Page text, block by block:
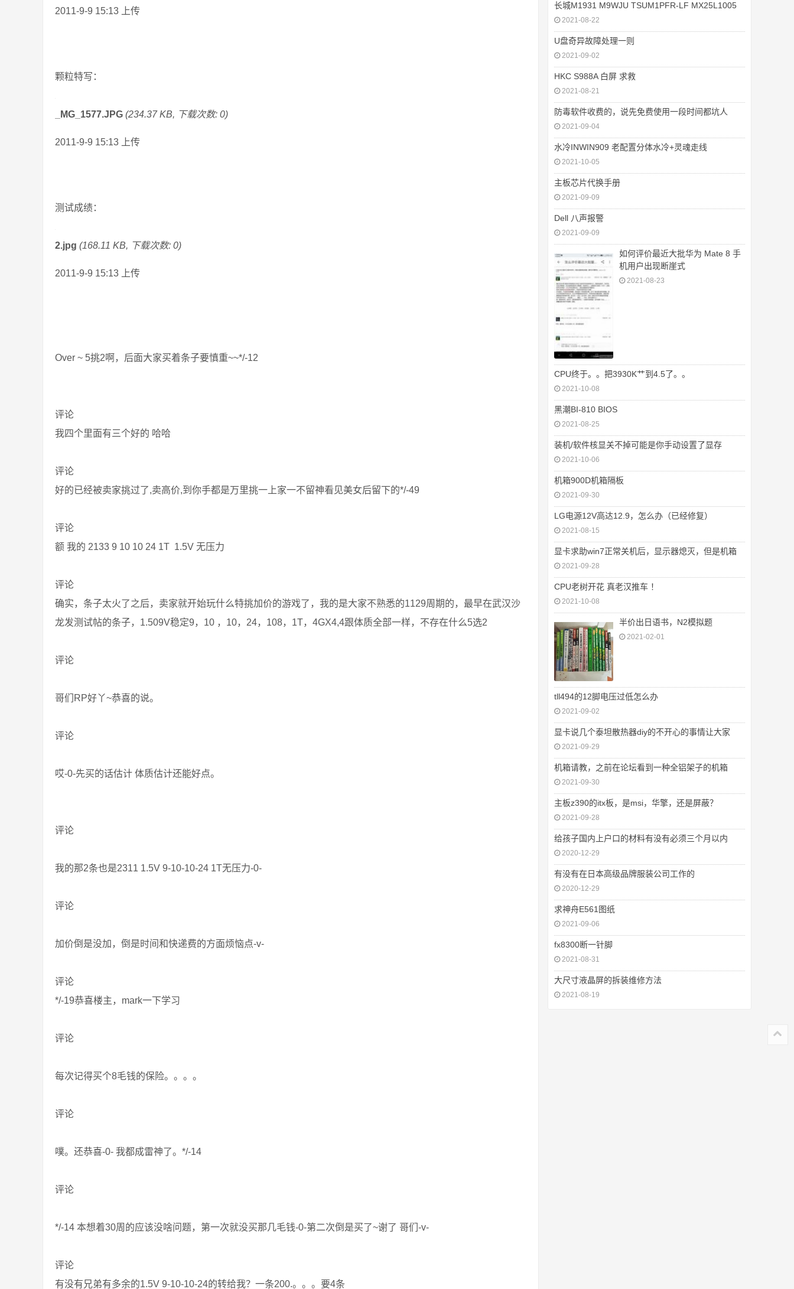
2011-9-9 15:13 上传
颗粒特写：
_MG_1577.JPG (234.37 KB, 下载次数: 0)
2011-9-9 15:13 上传
测试成绩：
2.jpg (168.11 KB, 下载次数: 0)
2011-9-9 15:13 上传
Over ~ 5挑2啊，后面大家买着条子要慎重~~*/-12
评论
我四个里面有三个好的 哈哈
评论
好的已经被卖家挑过了,卖高价,到你手都是万里挑一上家一不留神看见美女后留下的*/-49
评论
额 我的 2133 9 10 10 24 1T 1.5V 无压力
评论
确实，条子太火了之后，卖家就开始玩什么特挑加价的游戏了，我的是大家不熟悉的1129周期的，最早在武汉沙
龙发测试帖的条子，1.509V稳定9，10 ，10，24，108，1T，4GX4,4跟体质全部一样，不存在什么5选2
评论
哥们RP好丫~恭喜的说。
评论
哎-0-先买的话估计 体质估计还能好点。
评论
我的那2条也是2311 1.5V 9-10-10-24 1T无压力-0-
评论
加价倒是没加，倒是时间和快递费的方面烦恼点-v-
评论
*/-19恭喜楼主，mark一下学习
评论
每次记得买个8毛钱的保险。。。。
评论
噗。还恭喜-0- 我都成雷神了。*/-14
评论
*/-14 本想着30周的应该没啥问题，第一次就没买那几毛钱-0-第二次倒是买了~谢了 哥们-v-
评论
有没有兄弟有多余的1.5V 9-10-10-24的转给我？一条200.。。。要4条
长城M1931 M9WJU TSUM1PFR-LF MX25L1005
2021-08-22
U盘奇异故障处理一则
2021-09-02
HKC S988A 白屏 求救
2021-08-21
防毒软件收费的，说先免费使用一段时间都坑人
2021-09-04
水冷INWIN909 老配置分体水冷+灵魂走线
2021-10-05
主板芯片代换手册
2021-09-09
Dell 八声报警
2021-09-09
如何评价最近大批华为 Mate 8 手
机用户出现断崖式
2021-08-23
CPU终于。。把3930K艹到4.5了。。
2021-10-08
黑潮BI-810 BIOS
2021-08-25
装机/软件核显关不掉可能是你手动设置了显存
2021-10-06
机箱900D机箱隔板
2021-09-30
LG电源12V高达12.9，怎么办（已经修复）
2021-08-15
显卡求助win7正常关机后，显示器熄灭，但是机箱
2021-09-28
CPU老树开花 真老汉推车 ！
2021-10-08
半价出日语书，N2模拟题
2021-02-01
tll494的12脚电压过低怎么办
2021-09-02
显卡说几个泰坦散热器diy的不开心的事情让大家
2021-09-29
机箱请教，之前在论坛看到一种全铝架子的机箱
2021-09-30
主板z390的itx板，是msi，华擎，还是屏蔽？
2021-09-28
给孩子国内上户口的材料有没有必须三个月以内
2020-12-29
有没有在日本高级品牌服装公司工作的
2020-12-29
求神舟E561图纸
2021-09-06
fx8300断一针脚
2021-08-31
大尺寸液晶屏的拆装维修方法
2021-08-19